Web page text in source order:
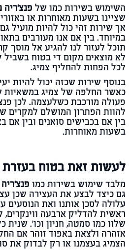
השימוש בשירות כמו של פנצ'ריה
שציינו בשעות מאוחרות או
אך שירות זהי כול להיות מועיל
במיוחד. בין אם אנו מעורבים
תוכל לעזור לנו להגיע אל מוסך
לא מוצאים מקום די בטוח בשביל
לכל הפחות להחליף צמיג.
בנוסף שירות שכזה יכול להיות
כאשר החלפה של צמיג במשאיות
פעולה מורכבת כשלעצמה. לכן
להוות הפתרון המושלם למקרים
בין אם בכבישים סואנים ובין אם
בשעות מאוחרות.
לעשות זאת בטוח בעזרת
מלבד שימוש בשירות כמו פנצ'ריה
גם כיצד לבצע את העצירה שכן
עלולה לסכן אותנו ואת הנוסעים
ראשית להדליק ארבעה ווינקרים,
שלוו כמו סמטה, חניון וכו'.
אזהרה ולצאת באפוד זוהר אם
הצמיג בעצמנו או רק לבדוק את